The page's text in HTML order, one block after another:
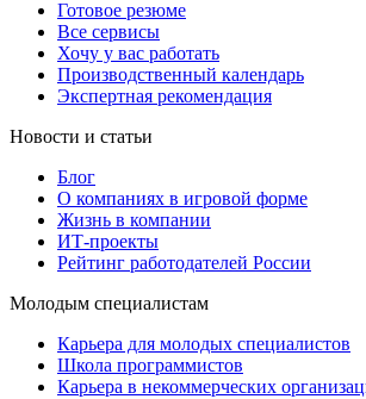
Готовое резюме
Все сервисы
Хочу у вас работать
Производственный календарь
Экспертная рекомендация
Новости и статьи
Блог
О компаниях в игровой форме
Жизнь в компании
ИТ-проекты
Рейтинг работодателей России
Молодым специалистам
Карьера для молодых специалистов
Школа программистов
Карьера в некоммерческих